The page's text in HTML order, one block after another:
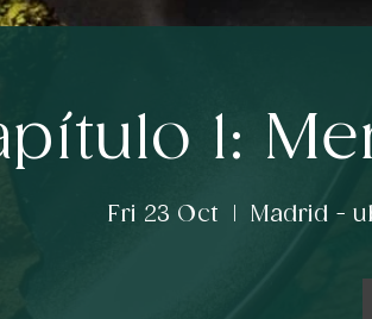
1:
Fri 23 Oct Madrid -